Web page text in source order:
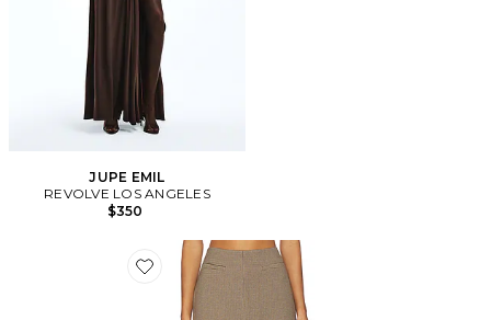
JUPE EMIL
REVOLVE LOS ANGELES
$350
Favorite JUPE COURTE LAUDINE